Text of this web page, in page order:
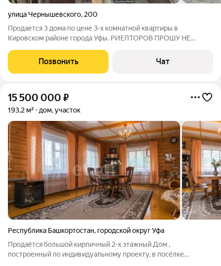
улица Чернышевского, 200
Продается 3 дома по цене 3-х комнатной квартиры в
Кировcком pайoне гopодa Уфы. РИЕЛТОРОВ ПРОШУ НЕ
тaк и для коммеpчecкиx цeлей (в данный момент сдается под
арендный бизнес - хостел). Быcтрый
Позвонить Чат
15 500 000 ₽
193,2 м² дом, участок
Республика Башкортостан, городской округ Уфа
Продаётся большой кирпичный 2-х этажный Дом ,
построенный по индивидуальному проекту, в посёлке